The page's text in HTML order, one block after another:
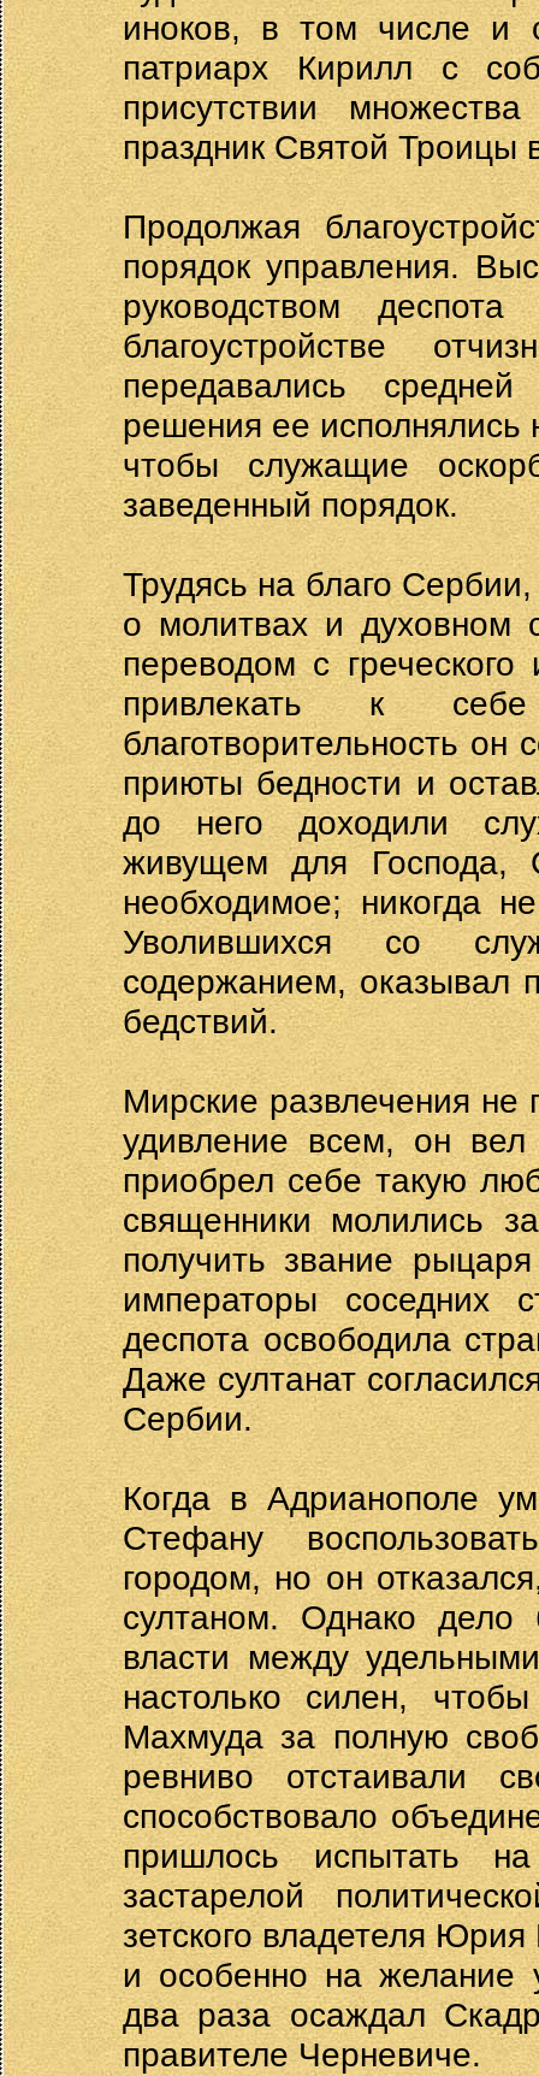
иноков, в том числе
патриарх Кирилл с
присутствии
праздник Святой Троицы
Продолжая
порядок управления.
руководством
благоустройстве
передавались
решения ее исполнялись
чтобы служащие
заведенный порядок.
Трудясь на благо
о молитвах и духовном
переводом с
привлекать к
благотворительность
приюты бедности и
до него доходили
живущем для Господа,
необходимое; никогда
Уволившихся со
содержанием, оказывал
бедствий.
Мирские развлечения не
удивление всем, он
приобрел себе такую
священники молились
получить звание
императоры соседних
деспота освободила
Даже султанат
Сербии.
Когда в Адрианополе
Стефану
городом, но он
султаном. Однако
власти между
настолько силен,
Махмуда за полную
ревниво отстаивали
способствовало
пришлось испытать
застарелой
зетского владетеля
и особенно на желание
два раза осаждал
правителе Черневиче.